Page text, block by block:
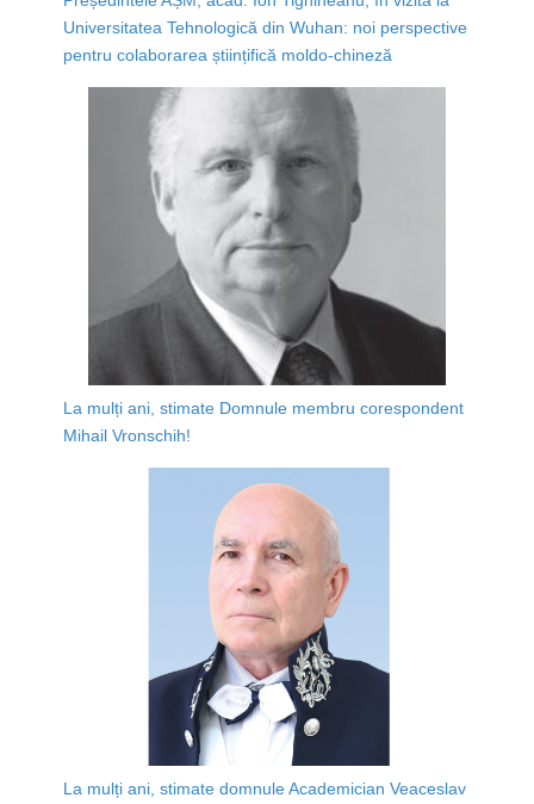
Universitatea Tehnologică din Wuhan: noi perspective
pentru colaborarea științifică moldo-chineză
La mulți ani, stimate Domnule membru corespondent
Mihail Vronschih!
La mulți ani, stimate domnule Academician Veaceslav